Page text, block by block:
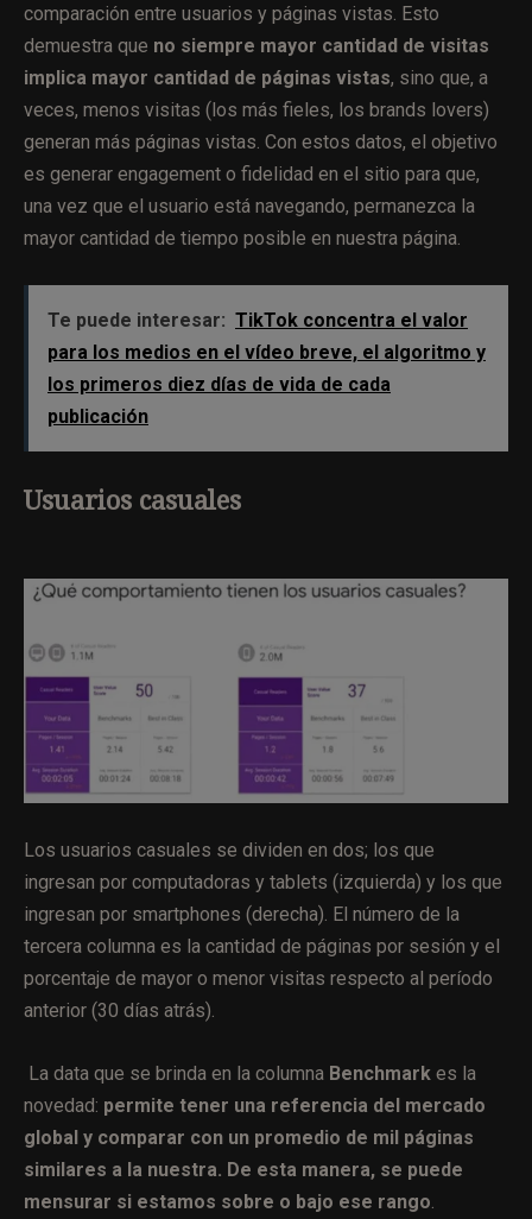
comparación entre usuarios y páginas vistas. Esto
demuestra que no siempre mayor cantidad de visitas
implica mayor cantidad de páginas vistas, sino que, a
veces, menos visitas (los más fieles, los brands lovers)
generan más páginas vistas. Con estos datos, el objetivo
es generar engagement o fidelidad en el sitio para que,
una vez que el usuario está navegando, permanezca la
mayor cantidad de tiempo posible en nuestra página.
Te puede interesar: TikTok concentra el valor
para los medios en el vídeo breve, el algoritmo y
los primeros diez días de vida de cada
publicación
Usuarios casuales
Los usuarios casuales se dividen en dos; los que
ingresan por computadoras y tablets (izquierda) y los que
ingresan por smartphones (derecha). El número de la
tercera columna es la cantidad de páginas por sesión y el
porcentaje de mayor o menor visitas respecto al período
anterior (30 días atrás).
La data que se brinda en la columna Benchmark es la
novedad: permite tener una referencia del mercado
global y comparar con un promedio de mil páginas
similares a la nuestra. De esta manera, se puede
mensurar si estamos sobre o bajo ese rango